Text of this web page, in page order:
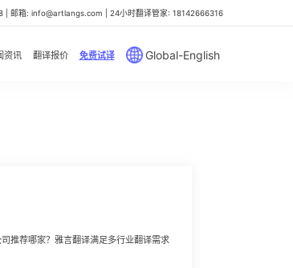
| 邮箱: info@artlangs.com | 24小时翻译管家: 18142666316
资讯 翻译报价 免费试译 Global-English